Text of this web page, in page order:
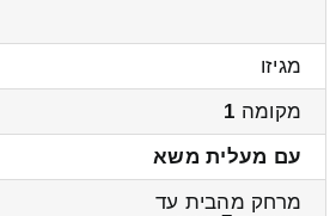
מגיזו
מקומה 1
עם מעלית משא
מרחק מהבית עד